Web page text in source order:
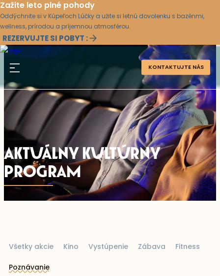
Zažite leto plné pohody
Oddýchnite si v Kúpeľoch Lúčky a užite si letnú dovolenku s bazénmi,
wellness, prírodou a príjemnou atmosférou.
REZERVUJTE SI POBYT :
KONTAKTUJTE NÁS
AKTUÁLNY KULTÚRNY
PROGRAM
Všetky akcie Kino Vystúpenie Zábava Fitness
Poznávanie